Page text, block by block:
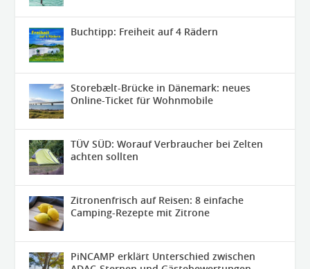
Buchtipp: Freiheit auf 4 Rädern
Storebælt-Brücke in Dänemark: neues
Online-Ticket für Wohnmobile
TÜV SÜD: Worauf Verbraucher bei Zelten
achten sollten
Zitronenfrisch auf Reisen: 8 einfache
Camping-Rezepte mit Zitrone
PiNCAMP erklärt Unterschied zwischen